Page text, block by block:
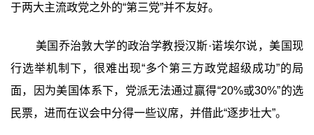
于两大主流政党之外的“第三党”并不友好。
美国乔治敦大学的政治学教授汉斯·诺埃尔说，美国现
行选举机制下，很难出现“多个第三方政党超级成功”的局
面，因为美国体系下，党派无法通过赢得“20%或30%”的选
民票，进而在议会中分得一些议席，并借此“逐步壮大”。